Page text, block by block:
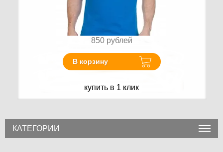
850 рублей
В корзину
купить в 1 клик
КАТЕГОРИИ